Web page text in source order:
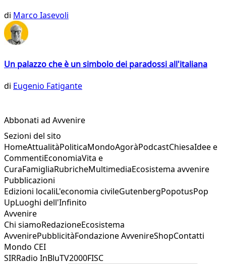
di Marco Iasevoli
Un palazzo che è un simbolo dei paradossi all'italiana
di Eugenio Fatigante
Abbonati ad Avvenire
Sezioni del sito
HomeAttualitàPoliticaMondoAgoràPodcastChiesaIdee e
CommentiEconomiaVita e
CuraFamigliaRubricheMultimediaEcosistema avvenire
Pubblicazioni
Edizioni localiL'economia civileGutenbergPopotusPop
UpLuoghi dell'Infinito
Avvenire
Chi siamoRedazioneEcosistema
AvvenirePubblicitàFondazione AvvenireShopContatti
Mondo CEI
SIRRadio InBluTV2000FISC